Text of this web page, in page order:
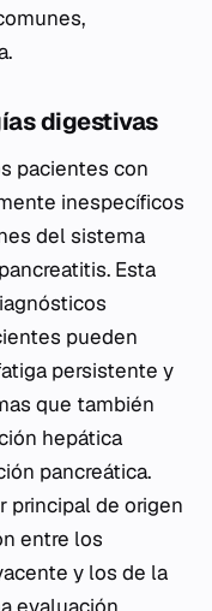
digestivas
pacientes con
inespecíficos
del sistema
Esta
pueden
persistente y
que también
hepática
pancreática.
principal de origen
entre los
y los de la